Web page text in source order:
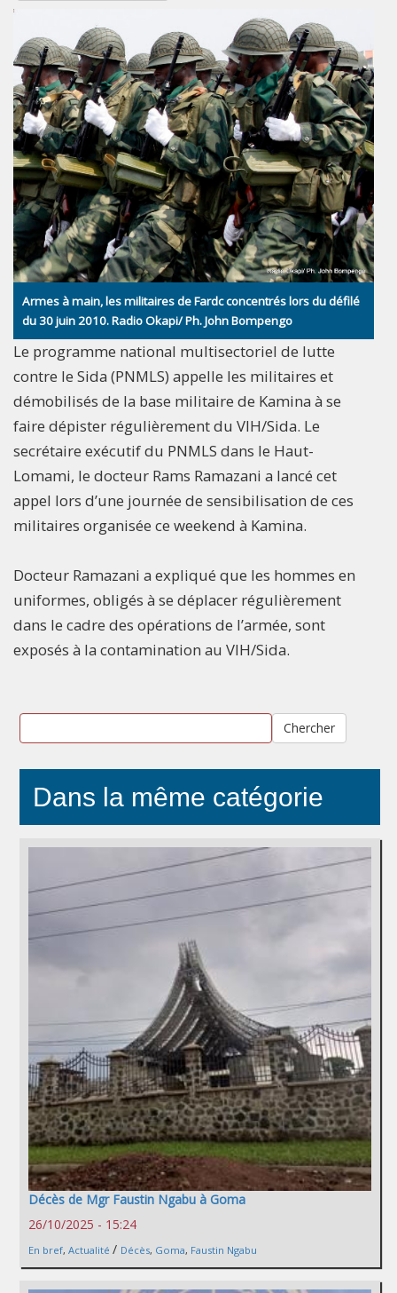
Armes à main, les militaires de Fardc concentrés lors du défilé
du 30 juin 2010. Radio Okapi/ Ph. John Bompengo
Le programme national multisectoriel de lutte
contre le Sida (PNMLS) appelle les militaires et
démobilisés de la base militaire de Kamina à se
faire dépister régulièrement du VIH/Sida. Le
secrétaire exécutif du PNMLS dans le Haut-
Lomami, le docteur Rams Ramazani a lancé cet
appel lors d’une journée de sensibilisation de ces
militaires organisée ce weekend à Kamina.
Docteur Ramazani a expliqué que les hommes en
uniformes, obligés à se déplacer régulièrement
dans le cadre des opérations de l’armée, sont
exposés à la contamination au VIH/Sida.
Chercher
Dans la même catégorie
Décès de Mgr Faustin Ngabu à Goma
26/10/2025 - 15:24
En bref, Actualité / Décès, Goma, Faustin Ngabu